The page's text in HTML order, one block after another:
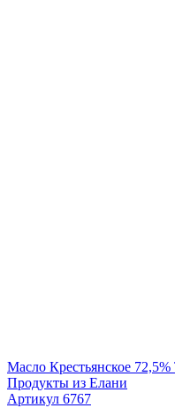
Масло Крестьянское
Продукты из Елани
Артикул 6767